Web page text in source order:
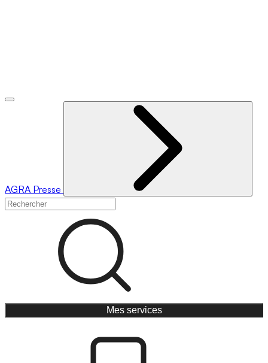
AGRA Presse
Mes services